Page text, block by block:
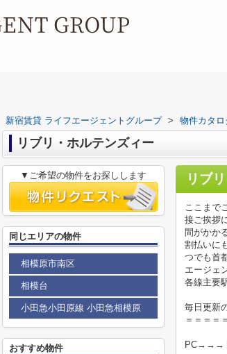
新宿賃貸 ライフエージェントグループ > 物件カタロ
リブリ・ホルテンズィー
リブ
ここまで
接ご挨拶
間がかか
割払いに
つでも首
エージェ
各線主要
毎日更新
＝＝＝＝
PC→→→
▼ご希望の物件をお探しします
同じエリアの物件
相模原市南区
相模台
小田急小田原線 小田急相模原
おすすめ物件